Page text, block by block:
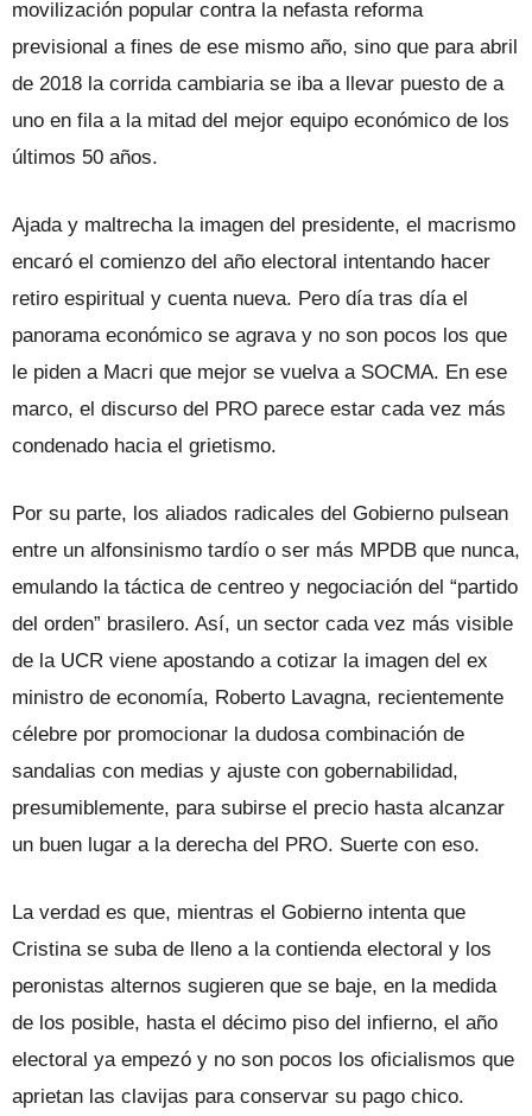
movilización popular contra la nefasta reforma
previsional a fines de ese mismo año, sino que para abril
de 2018 la corrida cambiaria se iba a llevar puesto de a
uno en fila a la mitad del mejor equipo económico de los
últimos 50 años.
Ajada y maltrecha la imagen del presidente, el macrismo
encaró el comienzo del año electoral intentando hacer
retiro espiritual y cuenta nueva. Pero día tras día el
panorama económico se agrava y no son pocos los que
le piden a Macri que mejor se vuelva a SOCMA. En ese
marco, el discurso del PRO parece estar cada vez más
condenado hacia el grietismo.
Por su parte, los aliados radicales del Gobierno pulsean
entre un alfonsinismo tardío o ser más MPDB que nunca,
emulando la táctica de centreo y negociación del “partido
del orden” brasilero. Así, un sector cada vez más visible
de la UCR viene apostando a cotizar la imagen del ex
ministro de economía, Roberto Lavagna, recientemente
célebre por promocionar la dudosa combinación de
sandalias con medias y ajuste con gobernabilidad,
presumiblemente, para subirse el precio hasta alcanzar
un buen lugar a la derecha del PRO. Suerte con eso.
La verdad es que, mientras el Gobierno intenta que
Cristina se suba de lleno a la contienda electoral y los
peronistas alternos sugieren que se baje, en la medida
de los posible, hasta el décimo piso del infierno, el año
electoral ya empezó y no son pocos los oficialismos que
aprietan las clavijas para conservar su pago chico.